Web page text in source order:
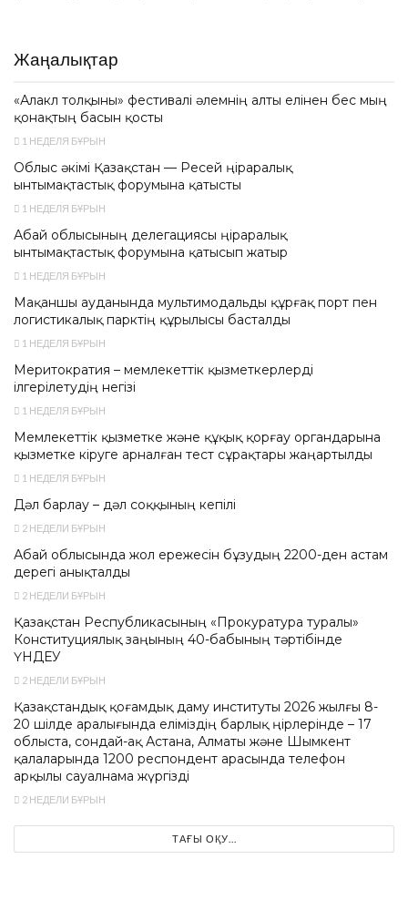
Жаңалықтар
«Алакөл толқыны» фестивалі әлемнің алты елінен бес мың
қонақтың басын қосты
1 НЕДЕЛЯ БҰРЫН
Облыс әкімі Қазақстан — Ресей өңіраралық
ынтымақтастық форумына қатысты
1 НЕДЕЛЯ БҰРЫН
Абай облысының делегациясы өңіраралық
ынтымақтастық форумына қатысып жатыр
1 НЕДЕЛЯ БҰРЫН
Мақаншы ауданында мультимодальды құрғақ порт пен
логистикалық парктің құрылысы басталды
1 НЕДЕЛЯ БҰРЫН
Меритократия – мемлекеттік қызметкерлерді
ілгерілетудің негізі
1 НЕДЕЛЯ БҰРЫН
Мемлекеттік қызметке және құқық қорғау органдарына
қызметке кіруге арналған тест сұрақтары жаңартылды
1 НЕДЕЛЯ БҰРЫН
Дәл барлау – дәл соққының кепілі
2 НЕДЕЛИ БҰРЫН
Абай облысында жол ережесін бұзудың 2200-ден астам
дерегі анықталды
2 НЕДЕЛИ БҰРЫН
Қазақстан Республикасының «Прокуратура туралы»
Конституциялық заңының 40-бабының тәртібінде
ҮНДЕУ
2 НЕДЕЛИ БҰРЫН
Қазақстандық қоғамдық даму институты 2026 жылғы 8-
20 шілде аралығында еліміздің барлық өңірлерінде – 17
облыста, сондай-ақ Астана, Алматы және Шымкент
қалаларында 1200 респондент арасында телефон
арқылы сауалнама жүргізді
2 НЕДЕЛИ БҰРЫН
ТАҒЫ ОҚУ...